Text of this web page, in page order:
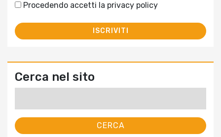
Procedendo accetti la privacy policy
Cerca nel sito